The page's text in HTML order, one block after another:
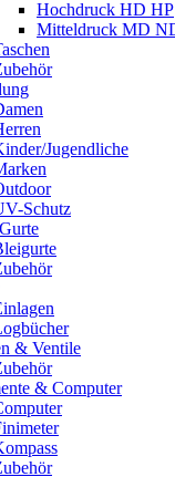
Hochdruck HD HP
Mitteldruck MD
Jugendliche
Schutz
& Ventile
& Computer